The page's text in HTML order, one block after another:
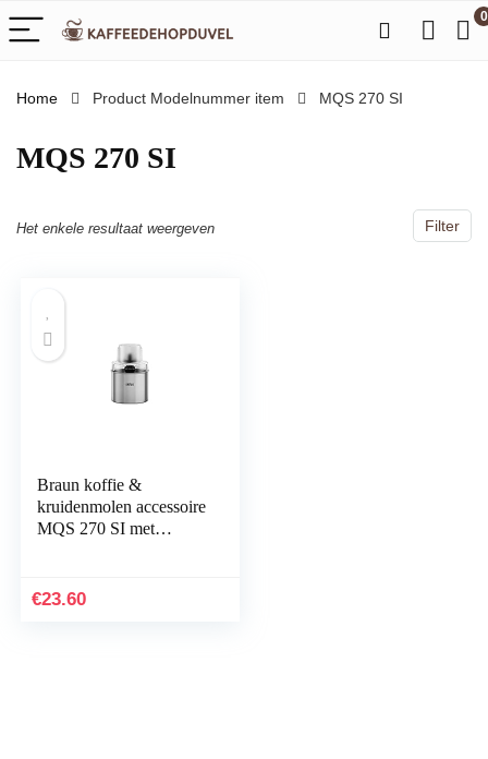
0
Home Product Modelnummer item ‎MQS 270 SI
‎MQS 270 SI
Filter
Het enkele resultaat weergeven
Braun koffie &
kruidenmolen accessoire
MQS 270 SI met
voor Braun staafmixers
€23.60